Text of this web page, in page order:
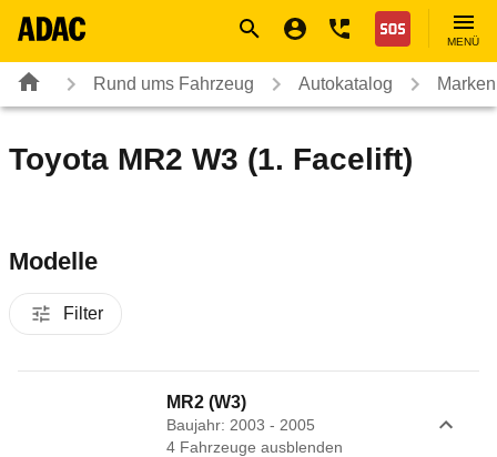
Nothilfe
MENÜ
Rund ums Fahrzeug Autokatalog
Toyota MR2 W3 (1. Facelift)
Modelle
Filter
MR2 (W3)
Baujahr: 2003 - 2005
4 Fahrzeuge ausblenden